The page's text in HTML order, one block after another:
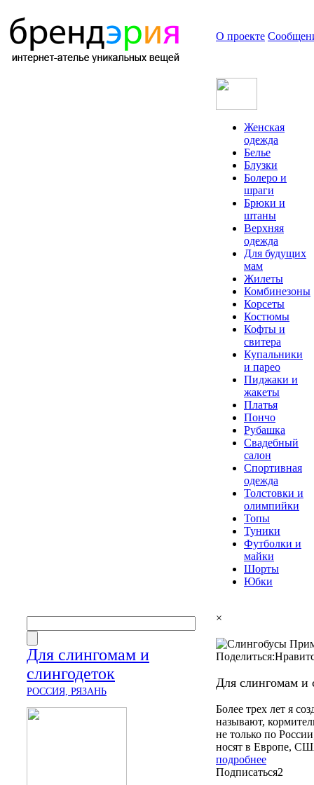
О проекте
Женская
одежда
Белье
Блузки
Болеро и
шраги
Брюки и
штаны
Верхняя
одежда
Для будущих
мам
Жилеты
Комбинезоны
Корсеты
Костюмы
Кофты и
свитера
Купальники
и парео
Пиджаки и
жакеты
Платья
Пончо
Рубашка
Свадебный
салон
Спортивная
одежда
Толстовки и
олимпийки
Топы
Туники
Футболки и
майки
Шорты
Юбки
Для слингомам и
слингодеток
РОССИЯ, РЯЗАНЬ
×
Поделиться:
Для слингомам и
Более трех лет я
называют,
не только по
носят в Европе,
подробнее
Подписаться2